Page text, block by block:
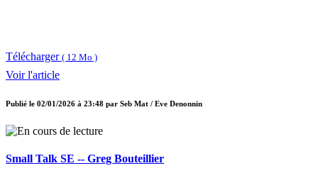
Télécharger ( 12 Mo )
Voir l'article
Publié le 02/01/2026 à 23:48 par Seb Mat / Eve Denonnin
Small Talk SE -- Greg Bouteillier